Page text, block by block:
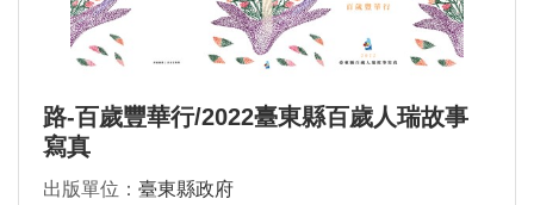
路-百歲豐華行/2022臺東縣百歲人瑞故事
寫真
出版單位： 臺東縣政府